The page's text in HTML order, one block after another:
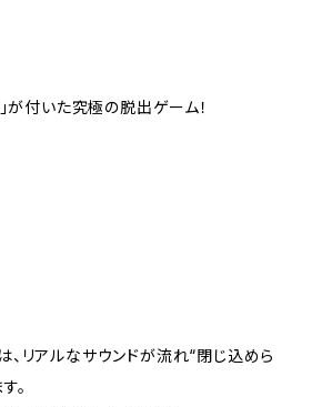
」が付いた究極の脱出ゲーム！
リアルなサウンドが流れ“閉じ込めら
。